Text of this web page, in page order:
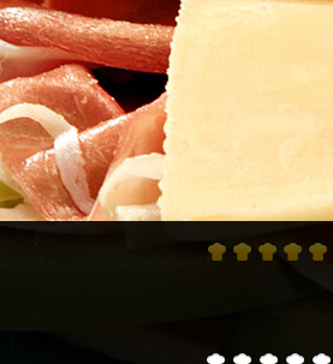
Over Leerdammer
Français